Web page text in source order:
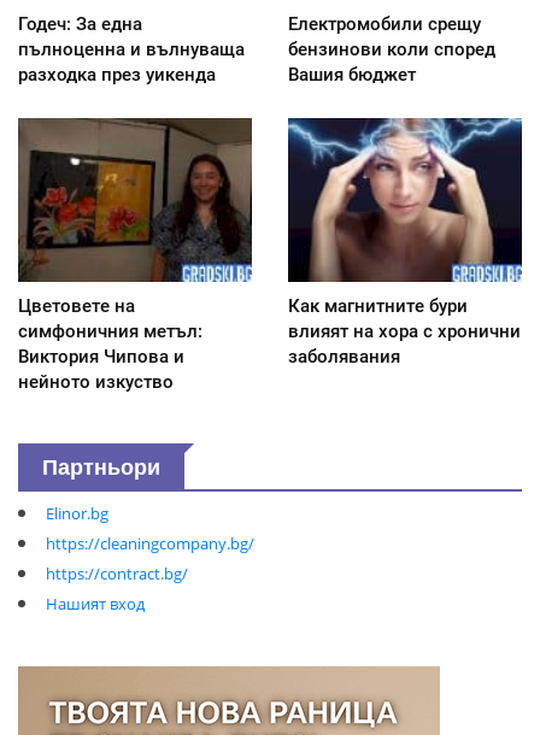
Годеч: За една
пълноценна и вълнуваща
разходка през уикенда
Електромобили срещу
бензинови коли според
Вашия бюджет
Цветовете на
симфоничния метъл:
Виктория Чипова и
нейното изкуство
Как магнитните бури
влияят на хора с хронични
заболявания
Партньори
Elinor.bg
https://cleaningcompany.bg/
https://contract.bg/
Нашият вход